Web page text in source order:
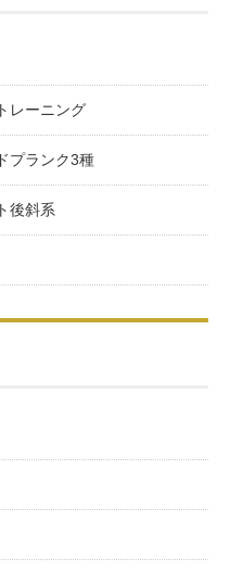
レーニング
プランク3種
後斜系